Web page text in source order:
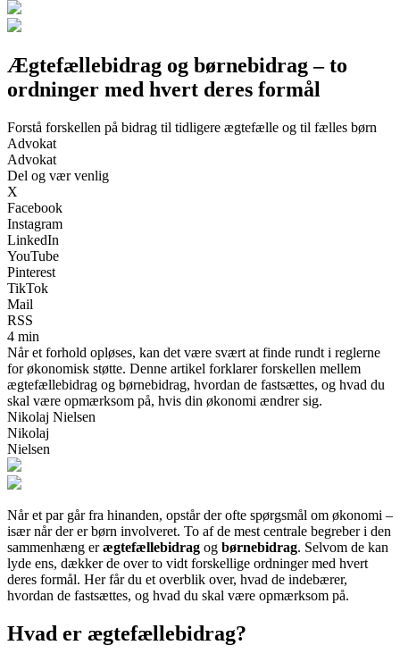
Ægtefællebidrag og børnebidrag – to
ordninger med hvert deres formål
Forstå forskellen på bidrag til tidligere ægtefælle og til fælles børn
Advokat
Advokat
Del og vær venlig
X
Facebook
Instagram
LinkedIn
YouTube
Pinterest
TikTok
Mail
RSS
4 min
Når et forhold opløses, kan det være svært at finde rundt i reglerne
for økonomisk støtte. Denne artikel forklarer forskellen mellem
ægtefællebidrag og børnebidrag, hvordan de fastsættes, og hvad du
skal være opmærksom på, hvis din økonomi ændrer sig.
Nikolaj Nielsen
Nikolaj
Nielsen
Når et par går fra hinanden, opstår der ofte spørgsmål om økonomi –
især når der er børn involveret. To af de mest centrale begreber i den
sammenhæng erægtefællebidrag og børnebidrag. Selvom de kan
lyde ens, dækker de over to vidt forskellige ordninger med hvert
deres formål. Her får du et overblik over, hvad de indebærer,
hvordan de fastsættes, og hvad du skal være opmærksom på.
Hvad er ægtefællebidrag?